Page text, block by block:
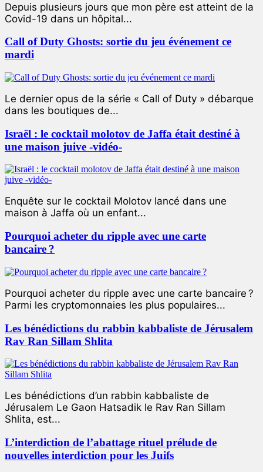
Depuis plusieurs jours que mon père est atteint de la
Covid-19 dans un hôpital...
Call of Duty Ghosts: sortie du jeu événement ce
mardi
Le dernier opus de la série « Call of Duty » débarque
dans les boutiques de...
Israël : le cocktail molotov de Jaffa était destiné à
une maison juive -vidéo-
Enquête sur le cocktail Molotov lancé dans une
maison à Jaffa où un enfant...
Pourquoi acheter du ripple avec une carte
bancaire ?
Pourquoi acheter du ripple avec une carte bancaire ?
Parmi les cryptomonnaies les plus populaires...
Les bénédictions du rabbin kabbaliste de Jérusalem
Rav Ran Sillam Shlita
Les bénédictions d’un rabbin kabbaliste de
Jérusalem Le Gaon Hatsadik le Rav Ran Sillam
Shlita, est...
L’interdiction de l’abattage rituel prélude de
nouvelles interdiction pour les Juifs